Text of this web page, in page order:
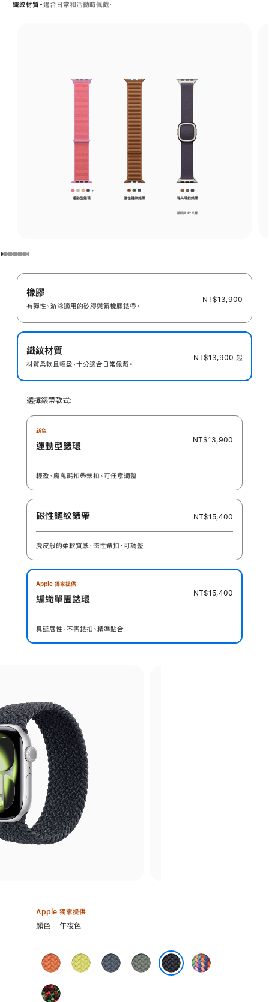
織紋材質。適合日常和活動時佩戴。
橡膠
有彈性、游泳適用的矽膠與氟橡膠錶帶。
NT$13,900
織紋材質
材質柔軟且輕盈，十分適合日常佩戴。
NT$13,900 起
選擇錶帶款式:
新色
運動型錶環
NT$13,900
輕盈、魔鬼氈扣帶錶扣、可任意調整
磁性鏈紋錶帶 NT$15,400
麂皮般的柔軟質感、磁性錶扣、可調整
Apple 獨家提供
編織單圈錶環
NT$15,400
具延展性、不需錶扣、精準貼合
Apple 獨家提供
選
種
色:
顏色 - 午夜色
薑
黃
色
霓
虹
錨
藍
綠
灰
驕
傲
Black Unity